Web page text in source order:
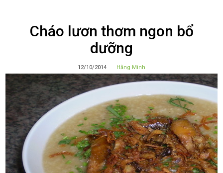
Cháo lươn thơm ngon bổ
dưỡng
12/10/2014 Hằng Minh